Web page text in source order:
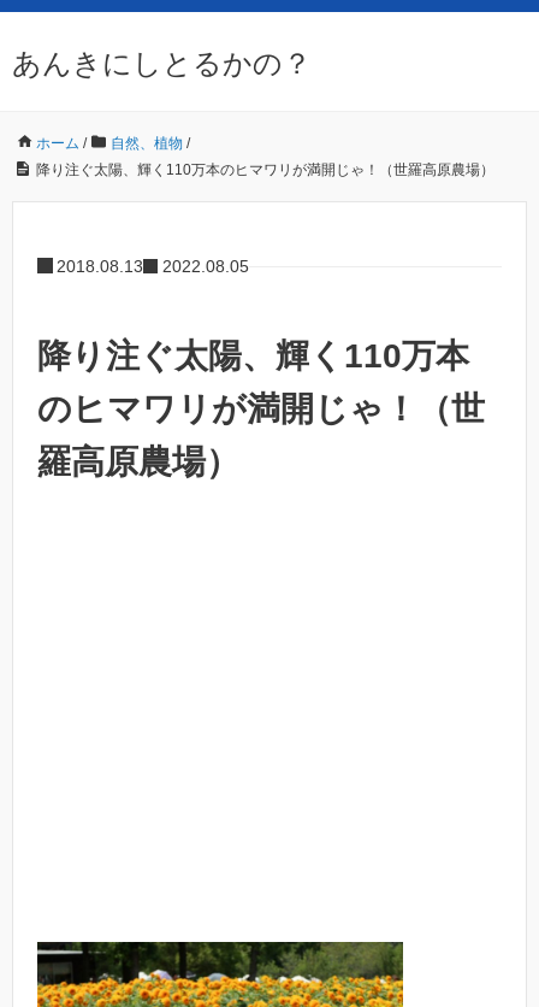
あんきにしとるかの？
ホーム / 自然、植物 /
降り注ぐ太陽、輝く110万本のヒマワリが満開じゃ！（世羅高原農場）
2018.08.13 2022.08.05
降り注ぐ太陽、輝く110万本
のヒマワリが満開じゃ！（世
羅高原農場）